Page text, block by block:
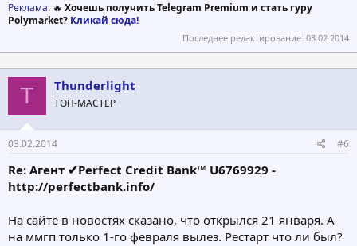
Реклама: 🔥 Хочешь получить Telegram Premium и стать гуру
Polymarket? Кликай сюда!
Последнее редактирование: 03.02.2014
T Thunderlight
ТОП-МАСТЕР
03.02.2014 #6
Re: Агент ✔Perfect Credit Bank™ U6769929 -
http://perfectbank.info/
На сайте в новостях сказано, что открылся 21 января. А
на ммгп только 1-го февраля вылез. Рестарт что ли был?